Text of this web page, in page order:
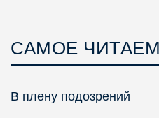
САМОЕ
В плену подозрений